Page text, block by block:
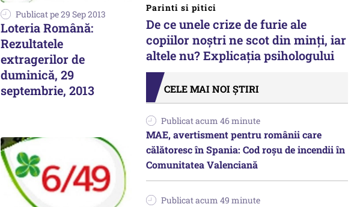
Publicat pe 29 Sep 2013
Loteria Română:
Rezultatele
extragerilor de
duminică, 29
septembrie, 2013
Parinti si pitici
De ce unele crize de furie ale
copiilor noștri ne scot din minți, iar
altele nu? Explicația psihologului
CELE MAI NOI ȘTIRI
Publicat acum 46 minute
MAE, avertisment pentru românii care
călătoresc în Spania: Cod roșu de incendii în
Comunitatea Valenciană
Publicat acum 49 minute